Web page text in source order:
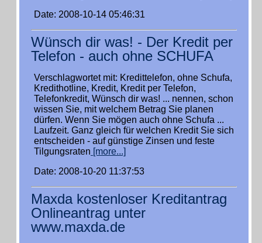
Date: 2008-10-14 05:46:31
Wünsch dir was! - Der Kredit per
Telefon - auch ohne SCHUFA
Verschlagwortet mit: Kredittelefon, ohne Schufa,
Kredithotline, Kredit, Kredit per Telefon,
Telefonkredit, Wünsch dir was! ... nennen, schon
wissen Sie, mit welchem Betrag Sie planen
dürfen. Wenn Sie mögen auch ohne Schufa ...
Laufzeit. Ganz gleich für welchen Kredit Sie sich
entscheiden - auf günstige Zinsen und feste
Tilgungsraten [more...]
Date: 2008-10-20 11:37:53
Maxda kostenloser Kreditantrag
Onlineantrag unter
www.maxda.de